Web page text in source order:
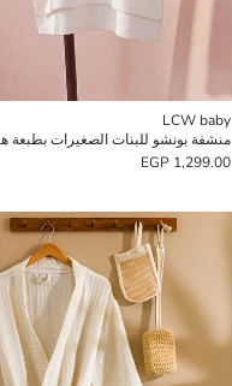
LCW baby
منشفة بونشو للبنات الصغيرات بطبعة
1,299.00 EGP